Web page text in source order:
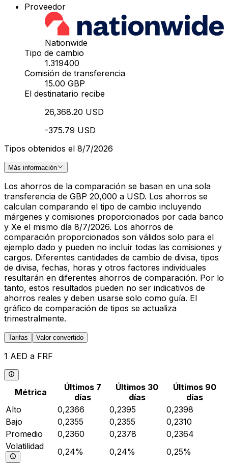
Proveedor
Nationwide
Tipo de cambio
1.319400
Comisión de transferencia
15.00 GBP
El destinatario recibe
26,368.20 USD
-375.79 USD
Tipos obtenidos el 8/7/2026
Más información
Los ahorros de la comparación se basan en una sola
transferencia de GBP 20,000 a USD. Los ahorros se
calculan comparando el tipo de cambio incluyendo
márgenes y comisiones proporcionados por cada banco
y Xe el mismo día 8/7/2026. Los ahorros de
comparación proporcionados son válidos solo para el
ejemplo dado y pueden no incluir todas las comisiones y
cargos. Diferentes cantidades de cambio de divisa, tipos
de divisa, fechas, horas y otros factores individuales
resultarán en diferentes ahorros de comparación. Por lo
tanto, estos resultados pueden no ser indicativos de
ahorros reales y deben usarse solo como guía. El
gráfico de comparación de tipos se actualiza
trimestralmente.
Tarifas Valor convertido
1 AED a FRF
Métrica
Últimos 7
días
Últimos 30
días
Últimos 90
días
Alto
0,2366 0,2395
0,2398
Bajo
0,2355 0,2355
0,2310
Promedio
0,2360 0,2378
0,2364
Volatilidad
0,24% 0,24% 0,25%